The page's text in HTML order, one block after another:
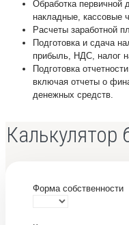
Обработка первичной
накладные, кассовые
Расчеты заработной
Подготовка и сдача
прибыль, НДС, налог
Подготовка
включая отчеты о
денежных средств.
Калькулятор
Форма собственности